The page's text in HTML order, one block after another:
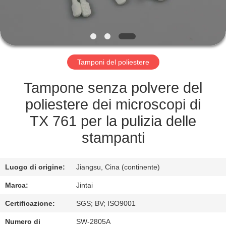
FABBRICA
CONTROLLO
DELLA
CONTATTACI
CASI
Tamponi del poliestere
Tampone senza polvere del
poliestere dei microscopi di
TX 761 per la pulizia delle
stampanti
Luogo di origine: Jiangsu, Cina (continente)
Marca: Jintai
Certificazione: SGS; BV; ISO9001
Numero di
SW-2805A